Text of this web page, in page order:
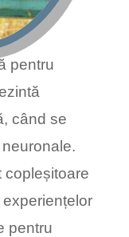
pentru
când se
copleșitoare
pentru